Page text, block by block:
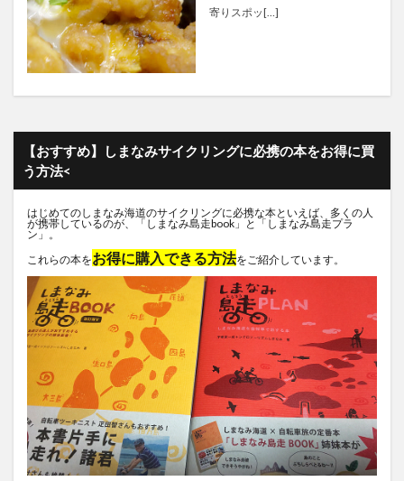
寄りスポッ[…]
【おすすめ】しまなみサイクリングに必携の本をお得に買
う方法<
はじめてのしまなみ海道のサイクリングに必携な本といえば、多くの人
が携帯しているのが、「しまなみ島走book」と「しまなみ島走プラ
ン」。
これらの本をお得に購入できる方法をご紹介しています。